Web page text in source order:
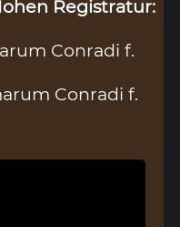
Registratur:
Conradi f.
Conradi f.